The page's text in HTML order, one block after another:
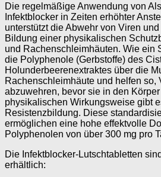
Die regelmäßige Anwendung von
Infektblocker in Zeiten erhöhter
unterstützt die Abwehr von Viren
Bildung einer physikalischen
und Rachenschleimhäuten. Wie ein
die Polyphenole (Gerbstoffe) des
Holunderbeerenextraktes über die
Rachenschleimhäute und helfen so,
abzuwehren, bevor sie in den
physikalischen Wirkungsweise gibt
Resistenzbildung. Diese
ermöglichen eine hohe effektvolle
Polyphenolen von über 300 mg pro
Die Infektblocker-Lutschtabletten
erhältlich: